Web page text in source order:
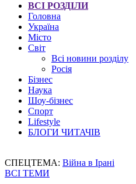
ВСІ РОЗДІЛИ
Головна
Україна
Місто
Світ
Всі новини розділу
Росія
Бізнес
Наука
Шоу-бізнес
Спорт
Lifestyle
БЛОГИ ЧИТАЧІВ
СПЕЦТЕМА: Війна в Ірані
ВСІ ТЕМИ